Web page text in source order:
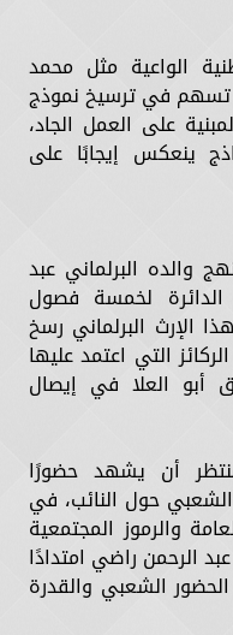
الواعية مثل محمد
في ترسيخ نموذج
على العمل الجاد،
ينعكس إيجابًا على
والده البرلماني عبد
الدائرة لخمسة فصول
الإرث البرلماني رسخ
التي اعتمد عليها
أبو العلا في إيصال
أن يشهد حضورًا
حول النائب، في
والرموز المجتمعية
الرحمن راضي امتدادًا
الشعبي والقدرة